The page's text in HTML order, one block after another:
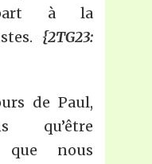
à la
{2TG23:
de Paul,
qu’être
que nous